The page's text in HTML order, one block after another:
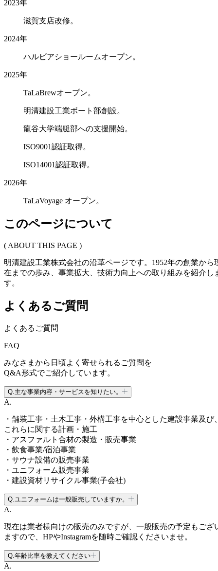
2023年
滋賀支店改修。
2024年
ハルビアショールームオープン。
2025年
TaLaBrewオープン。
明清建設工業ボート部創設。
龍谷大学端艇部への支援開始。
ISO9001認証取得。
ISO14001認証取得。
2026年
TaLaVoyage オープン。
このページについて
( ABOUT THIS PAGE )
明清建設工業株式会社の沿革ページです。1952年の創業から
在までの歩み、事業拡大、技術力向上への取り組みを紹介し
す。
よくあるご質問
よくあるご質問
FAQ
みなさまから日頃よく寄せられるご質問を
Q&A形式でご紹介しています。
Q.主な事業内容・サービスを知りたい。
A.
・舗装工事・土木工事・外構工事を中心とした建設事業及び
これらに関する計画・施工
・アスファルト合材の製造・販売事業
・飲食事業/宿泊事業
・サウナ設備の販売事業
・ユニフォーム販売事業
・建設資材リサイクル事業(子会社)
Q.ユニフォームは一般販売していますか。
A.
現在は業者様向けの販売のみですが、一般販売の予定もござ
ますので、HPやInstagramを随時ご確認くださいませ。
Q.年齢比率を教えてください
A.